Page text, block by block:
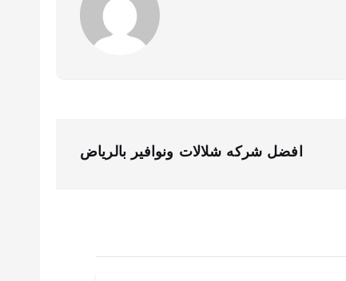
افضل شركه شلالات ونوافير بالرياض